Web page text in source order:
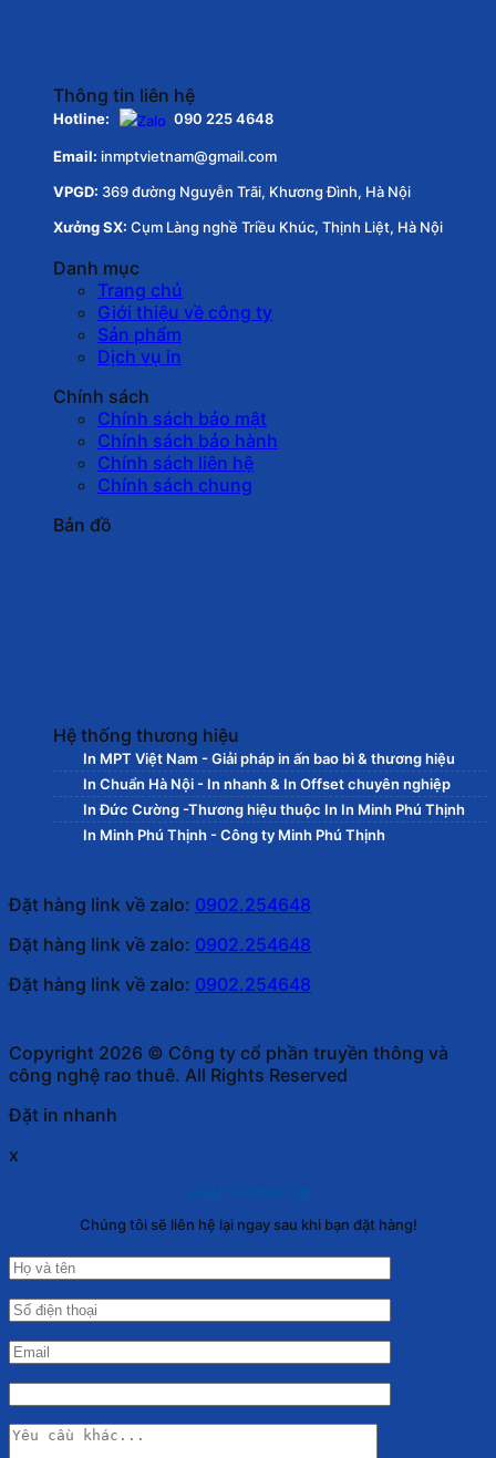
Thông tin liên hệ
Hotline: 090 225 4648
Email: inmptvietnam@gmail.com
VPGD: 369 đường Nguyễn Trãi, Khương Đình, Hà Nội
Xưởng SX: Cụm Làng nghề Triều Khúc, Thịnh Liệt, Hà Nội
Danh mục
Trang chủ
Giới thiệu về công ty
Sản phẩm
Dịch vụ in
Chính sách
Chính sách bảo mật
Chính sách bảo hành
Chính sách liên hệ
Chính sách chung
Bản đồ
Hệ thống thương hiệu
In MPT Việt Nam - Giải pháp in ấn bao bì & thương hiệu
In Chuẩn Hà Nội - In nhanh & In Offset chuyên nghiệp
In Đức Cường -Thương hiệu thuộc In In Minh Phú Thịnh
In Minh Phú Thịnh - Công ty Minh Phú Thịnh
Đặt hàng link về zalo: 0902.254648
Đặt hàng link về zalo: 0902.254648
Đặt hàng link về zalo: 0902.254648
Copyright 2026 © Công ty cổ phần truyền thông và
công nghệ rao thuê. All Rights Reserved
Đặt in nhanh
x
Chúng tôi sẽ liên hệ lại ngay sau khi bạn đặt hàng!